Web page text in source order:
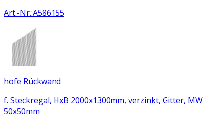
Art.-Nr.:A586155
hofe Rückwand
f. Steckregal, HxB 2000x1300mm, verzinkt, Gitter, MW
50x50mm